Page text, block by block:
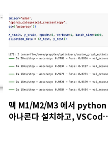
맥 M1/M2/M3 에서 python
아나콘다 설치하고, VSCode